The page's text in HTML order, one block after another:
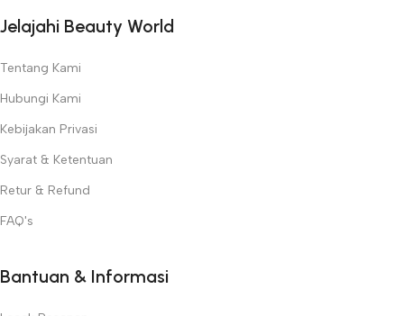
Jelajahi Beauty World
Tentang Kami
Hubungi Kami
Kebijakan Privasi
Syarat & Ketentuan
Retur & Refund
FAQ's
Bantuan & Informasi